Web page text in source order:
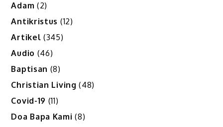
Adam (2)
Antikristus (12)
Artikel (345)
Audio (46)
Baptisan (8)
Christian Living (48)
Covid-19 (11)
Doa Bapa Kami (8)